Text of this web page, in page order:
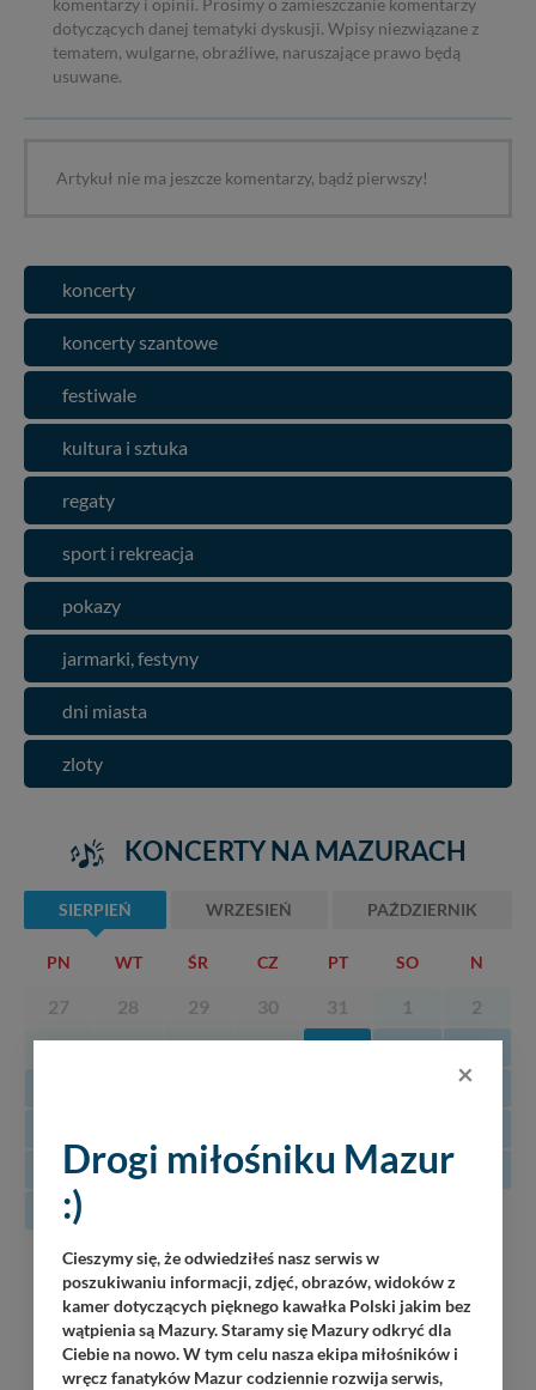
komentarzy i opinii. Prosimy o zamieszczanie komentarzy
dotyczących danej tematyki dyskusji. Wpisy niezwiązane z
tematem, wulgarne, obraźliwe, naruszające prawo będą
usuwane.
Artykuł nie ma jeszcze komentarzy, bądź pierwszy!
koncerty
koncerty szantowe
festiwale
kultura i sztuka
regaty
sport i rekreacja
pokazy
jarmarki, festyny
dni miasta
zloty
KONCERTY NA MAZURACH
SIERPIEŃ WRZESIEŃ PAŹDZIERNIK
PN WT ŚR CZ PT SO N
27 28 29 30 31 1
2
3
4 5 6 7 8
9
16
24
25 26 27 28 29
31
07
08.2026
Martinz Band
Piękna Góra / Port Łabędzi Ostrów / 20:30
Załoga Dr. Bryga
Wilkasy / Port Resort Niegocin / 20:00
×
Drogi miłośniku Mazur
:)
Cieszymy się, że odwiedziłeś nasz serwis w
poszukiwaniu informacji, zdjęć, obrazów, widoków z
kamer dotyczących pięknego kawałka Polski jakim bez
wątpienia są Mazury. Staramy się Mazury odkryć dla
Ciebie na nowo. W tym celu nasza ekipa miłośników i
wręcz fanatyków Mazur codziennie rozwija serwis,